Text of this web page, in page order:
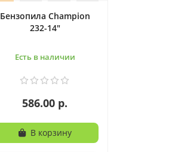
Бензопила Champion
232-14"
Есть в наличии
586.00 р.
В корзину